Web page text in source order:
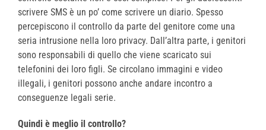
scrivere SMS è un po’ come scrivere un diario. Spesso
percepiscono il controllo da parte del genitore come una
seria intrusione nella loro privacy. Dall’altra parte, i genitori
sono responsabili di quello che viene scaricato sui
telefonini dei loro figli. Se circolano immagini e video
illegali, i genitori possono anche andare incontro a
conseguenze legali serie.
Quindi è meglio il controllo?